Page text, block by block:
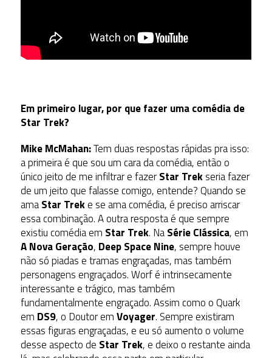
Em primeiro lugar, por que fazer uma comédia de
Star Trek?
Mike McMahan:Tem duas respostas rápidas pra isso:
a primeira é que sou um cara da comédia, então o
único jeito de me infiltrar e fazerStar Trekseria fazer
de um jeito que falasse comigo, entende? Quando se
amaStar Treke se ama comédia, é preciso arriscar
essa combinação. A outra resposta é que sempre
existiu comédia em Star Trek. NaSérie Clássica, em
A Nova Geração, Deep Space Nine, sempre houve
não só piadas e tramas engraçadas, mas também
personagens engraçados. Worf é intrinsecamente
interessante e trágico, mas também
fundamentalmente engraçado. Assim como o Quark
em DS9, o Doutor emVoyager. Sempre existiram
essas figuras engraçadas, e eu só aumento o volume
desse aspecto de Star Trek, e deixo o restante ainda